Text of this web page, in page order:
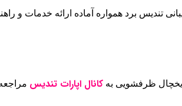
تندیس برد همواره آماده ارائه خدمات و
ظرفشویی به کانال اپارات تندیس